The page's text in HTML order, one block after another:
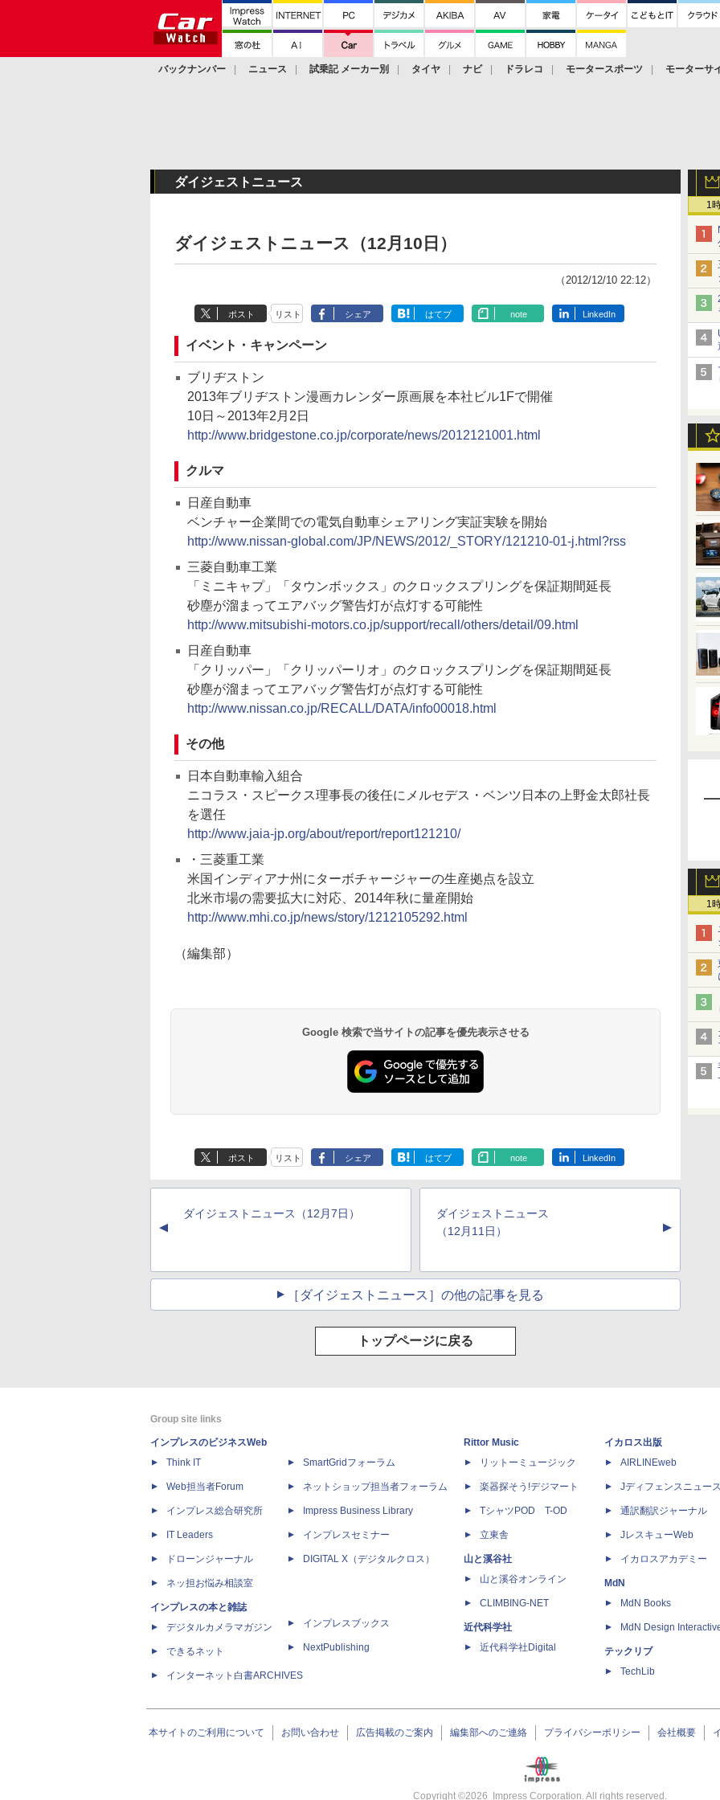
バックナンバー ニュース 試乗記 メーカー別 タイヤ ナビ ドラレコ モータースポーツ モーターサ
1
1
ダイジェストニュース
ダイジェストニュース（12月10日）
（2012/12/10 22:12）
ポスト リスト シェア はてブ note LinkedIn
イベント・キャンペーン
ブリヂストン
2013年ブリヂストン漫画カレンダー原画展を本社ビル1Fで開催
10日～2013年2月2日
http://www.bridgestone.co.jp/corporate/news/2012121001.html
クルマ
日産自動車
ベンチャー企業間での電気自動車シェアリング実証実験を開始
http://www.nissan-global.com/JP/NEWS/2012/_STORY/121210-01-j.html?rss
三菱自動車工業
「ミニキャプ」「タウンボックス」のクロックスプリングを保証期間延長
砂塵が溜まってエアバッグ警告灯が点灯する可能性
http://www.mitsubishi-motors.co.jp/support/recall/others/detail/09.html
日産自動車
「クリッパー」「クリッパーリオ」のクロックスプリングを保証期間延長
砂塵が溜まってエアバッグ警告灯が点灯する可能性
http://www.nissan.co.jp/RECALL/DATA/info00018.html
その他
日本自動車輸入組合
ニコラス・スピークス理事長の後任にメルセデス・ベンツ日本の上野金太郎社長
を選任
http://www.jaia-jp.org/about/report/report121210/
・三菱重工業
米国インディアナ州にターボチャージャーの生産拠点を設立
北米市場の需要拡大に対応、2014年秋に量産開始
http://www.mhi.co.jp/news/story/1212105292.html
（編集部）
Google 検索で当サイトの記事を優先表示させる
ポスト リスト シェア はてブ note LinkedIn
▲
ダイジェストニュース（12月7日）
ダイジェストニュース
（12月11日）
▲
［ダイジェストニュース］の他の記事を見る
トップページに戻る
Group site links
インプレスのビジネスWeb
Think IT
Web担当者Forum
インプレス総合研究所
IT Leaders
ドローンジャーナル
ネッ担お悩み相談室
インプレスの本と雑誌
デジタルカメラマガジン
できるネット
インターネット白書ARCHIVES
SmartGridフォーラム
ネットショップ担当者フォーラム
Impress Business Library
インプレスセミナー
DIGITAL X（デジタルクロス）
インプレスブックス
NextPublishing
Rittor Music
リットーミュージック
楽器探そう!デジマート
TシャツPOD T-OD
立東舎
山と溪谷社
山と溪谷オンライン
CLIMBING-NET
近代科学社
近代科学社Digital
イカロス出版
AIRLINEweb
Jディフェンスニュース
通訳翻訳ジャーナル
JレスキューWeb
イカロスアカデミー
MdN
MdN Books
MdN Design
テックリブ
TechLib
本サイトのご利用について お問い合わせ 広告掲載のご案内 編集部へのご連絡 プライバシーポリシー 会社概要
Copyright ©2026 Impress Corporation. All rights reserved.